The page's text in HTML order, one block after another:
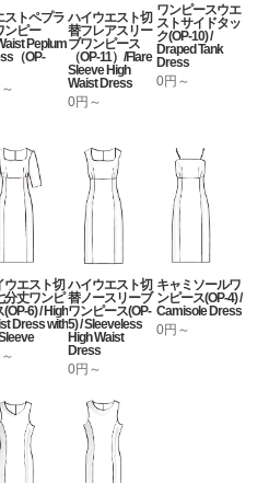
ストペプラ
ンピー
Peplum
（OP-
ハイウエスト切
替フレアスリー
ブワンピース
（OP-11）/Flare
Sleeve High
Waist Dress
0円～
ワンピースウエ
ストサイドタッ
ク(OP-10) /
Draped Tank
Dress
0円～
ウエスト切
分丈ワンピ
(OP-6) / High
Dress with
ハイウエスト切
替ノースリーブ
ワンピース(OP-
5) / Sleeveless
High Waist
Dress
0円～
キャミソールワ
ンピース(OP-4) /
Camisole Dress
0円～